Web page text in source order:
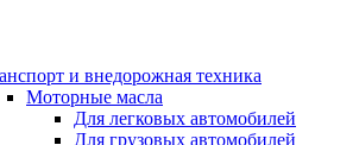
и внедорожная техника
Моторные масла
Для легковых автомобилей
Для грузовых автомобилей